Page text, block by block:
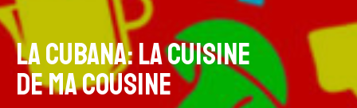
LA CUBANA: LA CUISINE
DE MA COUSINE